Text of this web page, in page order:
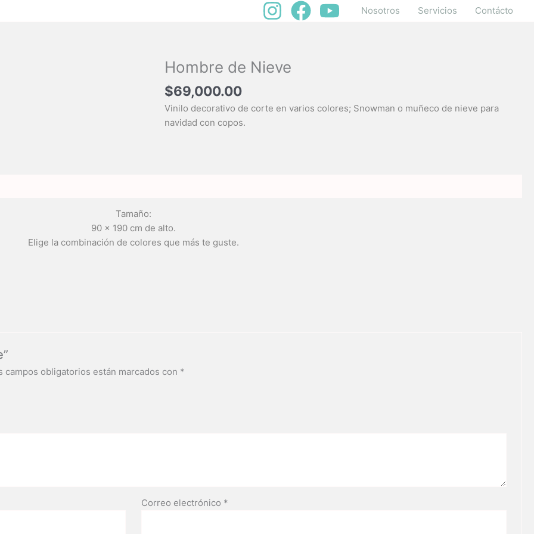
Nosotros Servicios Contácto
Hombre de Nieve
$69,000.00
Vinilo decorativo de corte en varios colores; Snowman o muñeco de nieve para
navidad con copos.
Tamaño:
90 x 190 cm de alto.
Elige la combinación de colores que más te guste.
campos obligatorios están marcados con *
Correo electrónico *